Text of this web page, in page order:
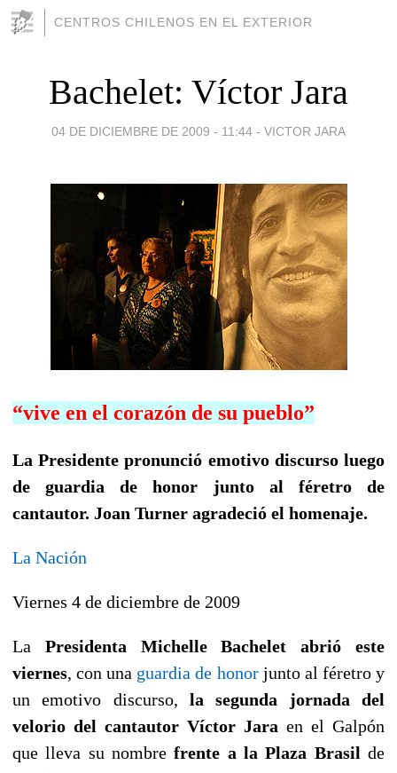
CENTROS CHILENOS EN EL EXTERIOR
Bachelet: Víctor Jara
04 DE DICIEMBRE DE 2009 - 11:44 - VICTOR JARA
“vive en el corazón de su pueblo”
La Presidente pronunció emotivo discurso luego
de guardia de honor junto al féretro de
cantautor. Joan Turner agradeció el homenaje.
La Nación
Viernes 4 de diciembre de 2009
La Presidenta Michelle Bachelet
abrió este
viernes, con una guardia de honor junto al féretro y
un emotivo discurso, la segunda jornada del
velorio del cantautor Víctor Jara en el Galpón
que lleva su nombrefrente a la Plaza Brasil de